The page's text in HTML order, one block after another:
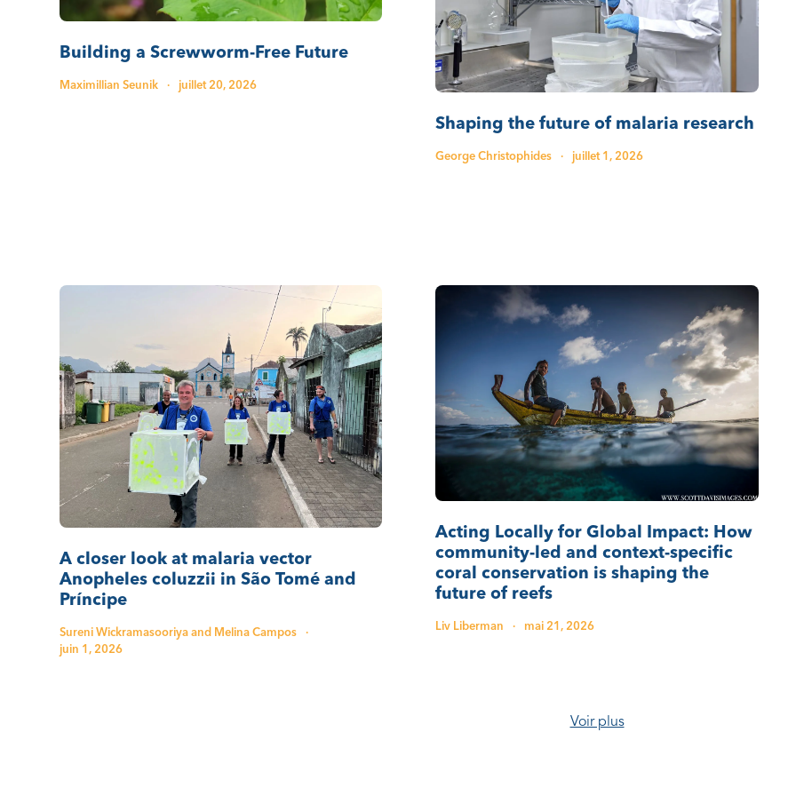
Building a Screwworm-Free Future
Maximillian Seunik · juillet 20, 2026
Shaping the future of malaria research
George Christophides · juillet 1, 2026
A closer look at malaria vector
Anopheles coluzzii in São Tomé and
Príncipe
Sureni Wickramasooriya and Melina Campos
·
juin 1, 2026
Acting Locally for Global Impact: How
community-led and context-specific
coral conservation is shaping the
future of reefs
Liv Liberman · mai 21, 2026
Voir plus